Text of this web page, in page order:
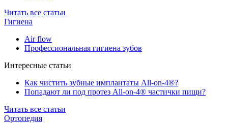
Читать все статьи
Гигиена
Air flow
Профессиональная гигиена зубов
Интересные статьи
Как чистить зубные имплантаты All-on-4®?
Попадают ли под протез All-on-4® частички пищи?
Читать все статьи
Ортопедия